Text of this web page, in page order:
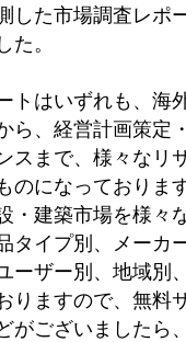
した市場調査レポ
。
トはいずれも、海
ら、経営計画策定
スまで、様々なリ
のになっておりま
・建築市場を様々
タイプ別、メーカ
ーザー別、地域別
りますので、無料
がございましたら